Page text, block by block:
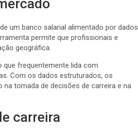
um banco salarial alimentado por dados
permite que profissionais e
geográfica.
frequentemente lida com
Com os dados estruturados, os
tomada de decisões de carreira e na
carreira